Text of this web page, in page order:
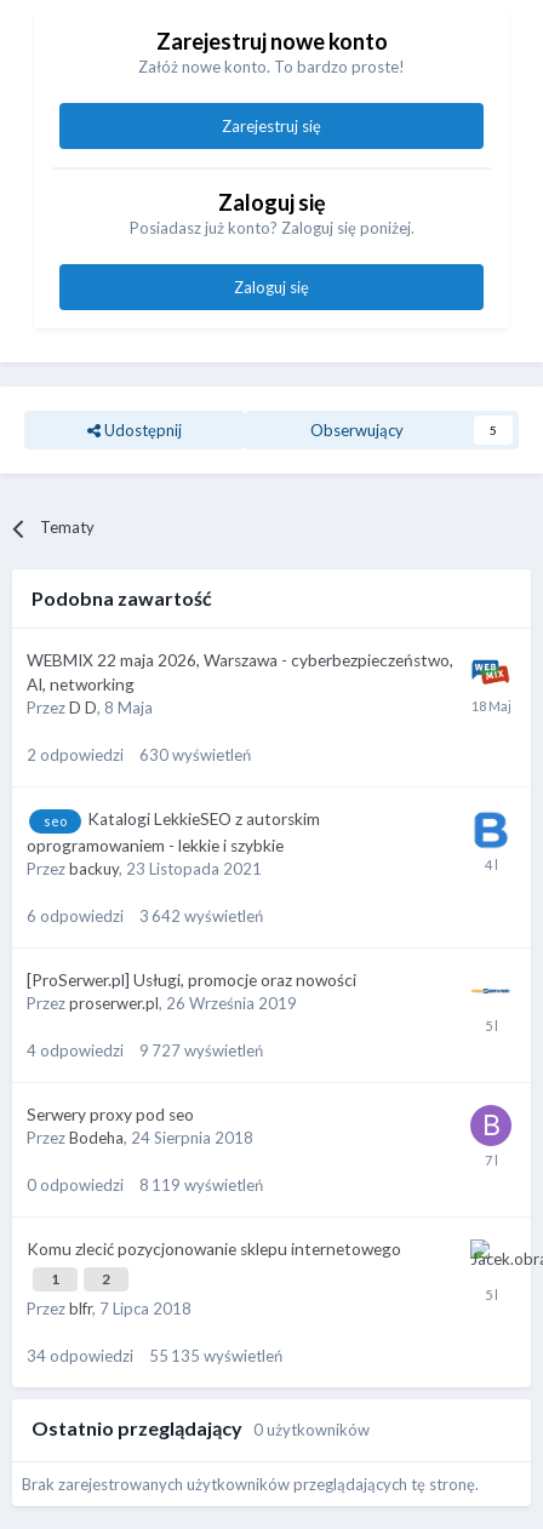
Zarejestruj nowe konto
Załóż nowe konto. To bardzo proste!
Zarejestruj się
Zaloguj się
Posiadasz już konto? Zaloguj się poniżej.
Zaloguj się
Udostępnij Obserwujący 5
Tematy
Podobna zawartość
WEBMIX 22 maja 2026, Warszawa - cyberbezpieczeństwo,
AI, networking
PrzezD D, 8 Maja
2 odpowiedzi 630wyświetleń
seo
Katalogi LekkieSEO z autorskim
oprogramowaniem - lekkie i szybkie
Przezbackuy, 23 Listopada 2021
6 odpowiedzi 3 642 wyświetleń
[ProSerwer.pl] Usługi, promocje oraz nowości
Przezproserwer.pl, 26 Września 2019
4 odpowiedzi 9 727wyświetleń
Serwery proxy pod seo
PrzezBodeha, 24 Sierpnia 2018
0 odpowiedzi 8 119 wyświetleń
Komu zlecić pozycjonowanie sklepu internetowego
1 2
Przezblfr, 7 Lipca 2018
34 odpowiedzi 55 135 wyświetleń
Ostatnio przeglądający 0 użytkowników
Brak zarejestrowanych użytkowników przeglądających tę stronę.